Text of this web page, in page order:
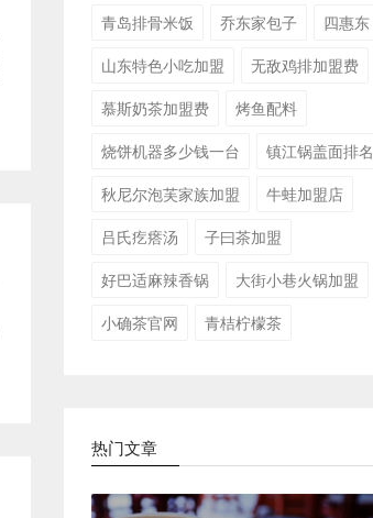
青岛排骨米饭
乔东家包子
四惠东
山东特色小吃加盟
无敌鸡排加盟费
慕斯奶茶加盟费
烤鱼配料
烧饼机器多少钱一台
镇江锅盖面排名
秋尼尔泡芙家族加盟
牛蛙加盟店
吕氏疙瘩汤
子曰茶加盟
好巴适麻辣香锅
大街小巷火锅加盟
小确茶官网
青桔柠檬茶
热门文章